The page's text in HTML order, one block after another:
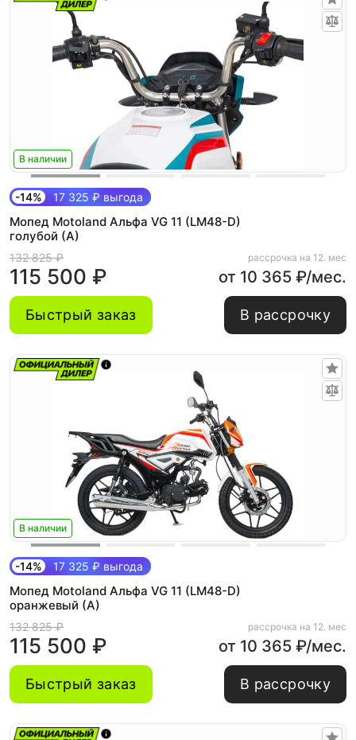
В наличии
-14% 17 325 ₽ выгода
Мопед Motoland Альфа VG 11 (LM48-D)
голубой (A)
132 825 ₽
115 500 ₽
рассрочка на 12. мес
от 10 365 ₽/мес.
Быстрый заказ В рассрочку
В наличии
-14% 17 325 ₽ выгода
Мопед Motoland Альфа VG 11 (LM48-D)
оранжевый (A)
132 825 ₽
115 500 ₽
рассрочка на 12. мес
от 10 365 ₽/мес.
Быстрый заказ В рассрочку